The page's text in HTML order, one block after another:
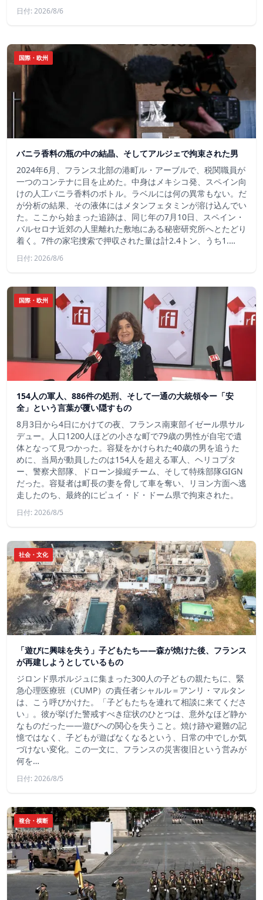
日付: 2026/8/6
国際・欧州
バニラ香料の瓶の中の結晶、そしてアルジェで拘束された男
2024年6月、フランス北部の港町ル・アーブルで、税関職員が
一つのコンテナに目を止めた。中身はメキシコ発、スペイン向
けの人工バニラ香料のボトル。ラベルには何の異常もない。だ
が分析の結果、その液体にはメタンフェタミンが溶け込んでい
た。ここから始まった追跡は、同じ年の7月10日、スペイン・
バルセロナ近郊の人里離れた敷地にある秘密研究所へとたどり
着く。7件の家宅捜索で押収された量は計2.4トン、うち1.…
日付: 2026/8/6
国際・欧州
154人の軍人、886件の処刑、そして一通の大統領令ー「安
全」という言葉が覆い隠すもの
8月3日から4日にかけての夜、フランス南東部イゼール県サル
デュー。人口1200人ほどの小さな町で79歳の男性が自宅で遺
体となって見つかった。容疑をかけられた40歳の男を追うた
めに、当局が動員したのは154人を超える軍人、ヘリコプタ
ー、警察犬部隊、ドローン操縦チーム、そして特殊部隊GIGN
だった。容疑者は町長の妻を脅して車を奪い、リヨン方面へ逃
走したのち、最終的にピュイ・ド・ドーム県で拘束された。
日付: 2026/8/5
社会・文化
「遊びに興味を失う」子どもたち——森が焼けた後、フランス
が再建しようとしているもの
ジロンド県ポルジュに集まった300人の子どもの親たちに、緊
急心理医療班（CUMP）の責任者シャルル＝アンリ・マルタン
は、こう呼びかけた。「子どもたちを連れて相談に来てくださ
い」。彼が挙げた警戒すべき症状のひとつは、意外なほど静か
なものだった――遊びへの関心を失うこと。焼け跡や避難の記
憶ではなく、子どもが遊ばなくなるという、日常の中でしか気
づけない変化。この一文に、フランスの災害復旧という営みが
何を…
日付: 2026/8/5
複合・横断